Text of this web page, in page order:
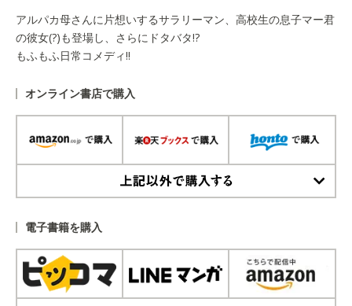
アルパカ母さんに片想いするサラリーマン、高校生の息子マー君
の彼女(?)も登場し、さらにドタバタ!?
もふもふ日常コメディ!!
オンライン書店で購入
電子書籍を購入